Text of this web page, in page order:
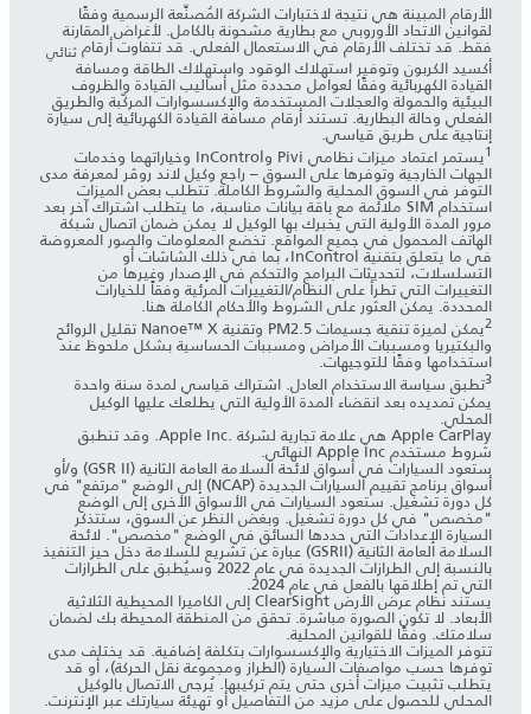
الأرقام المبينة هي نتيجة لاختبارات الشركة المُصنِّعة الرسمية وفقًا
لقوانين الاتحاد الأوروبي مع بطارية مشحونة بالكامل. لأغراض المقارنة
فقط. قد تختلف الأرقام في الاستعمال الفعلي. قد تتفاوت أرقام ثنائي
أكسيد الكربون وتوفير استهلاك الوقود واستهلاك الطاقة ومسافة
القيادة الكهربائية وفقًا لعوامل محددة مثل أساليب القيادة والظروف
البيئية والحمولة والعجلات المستخدمة والإكسسوارات المركّبة والطريق
الفعلي وحالة البطارية. تستند أرقام مسافة القيادة الكهربائية إلى سيارة
إنتاجية على طريق قياسي.
1 يستمر اعتماد ميزات نظامي Pivi وInControl وخياراتهما وخدمات
الجهات الخارجية وتوفرها على السوق – راجع وكيل لاند روڤر لمعرفة مدى
التوفر في السوق المحلية والشروط الكاملة. تتطلب بعض الميزات
استخدام SIM ملائمة مع باقة بيانات مناسبة، ما يتطلب اشتراك آخر بعد
مرور المدة الأولية التي يخبرك بها الوكيل لا يمكن ضمان اتصال شبكة
الهاتف المحمول في جميع المواقع. تخضع المعلومات والصور المعروضة
في ما يتعلق بتقنية InControl، بما في ذلك الشاشات أو
التسلسلات، لتحديثات البرامج والتحكم في الإصدار وغيرها من
التغييرات التي تطرأ على النظام/التغييرات المرئية وفقاً للخيارات
المحددة. يمكن العثور على الشروط والأحكام الكاملة هنا.
2 يمكن لميزة تنقية جسيمات PM2.5 وتقنية Nanoe™ X تقليل الروائح
والبكتيريا ومسببات الأمراض ومسببات الحساسية بشكل ملحوظ عند
استخدامها وفقًا للتوجيهات.
3‎تطبق سياسة الاستخدام العادل. اشتراك قياسي لمدة سنة واحدة
يمكن تمديده بعد انقضاء المدة الأولية التي يطلعك عليها الوكيل
المحلي.
Apple CarPlay هي علامة تجارية لشركة Apple Inc.‎. وقد تنطبق
شروط مستخدم Apple Inc النهائي.
ستعود السيارات في أسواق لائحة السلامة العامة الثانية (GSR II) و/أو
أسواق برنامج تقييم السيارات الجديدة (NCAP) إلى الوضع "مرتفع" في
كل دورة تشغيل. ستعود السيارات في الأسواق الأخرى إلى الوضع
"مخصص" في كل دورة تشغيل. وبغض النظر عن السوق، ستتذكر
السيارة الإعدادات التي حددها السائق في الوضع "مخصص". لائحة
السلامة العامة الثانية (GSRII) عبارة عن تشريع للسلامة دخل حيز التنفيذ
بالنسبة إلى الطرازات الجديدة في عام 2022 وسيُطبق على الطرازات
التي تم إطلاقها بالفعل في عام 2024.
يستند نظام عرض الأرض ClearSight إلى الكاميرا المحيطية الثلاثية
الأبعاد. لا تكون الصورة مباشرة. تحقق من المنطقة المحيطة بك لضمان
سلامتك. وفقًا للقوانين المحلية.
تتوفر الميزات الاختيارية والإكسسوارات بتكلفة إضافية. قد يختلف مدى
توفرها حسب مواصفات السيارة (الطراز ومجموعة نقل الحركة)، أو قد
يتطلب تثبيت ميزات أخرى حتى يتم تركيبها. يُرجى الاتصال بالوكيل
المحلي للحصول على مزيد من التفاصيل أو تهيئة سيارتك عبر الإنترنت.